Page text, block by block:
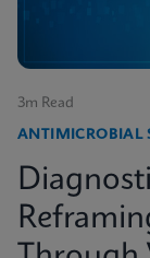
3m Read
ANTIMICROBIAL